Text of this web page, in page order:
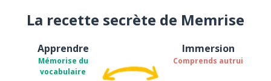
La recette secrète de Memrise
Apprendre
Mémorise du
vocabulaire
Immersion
Comprends autrui